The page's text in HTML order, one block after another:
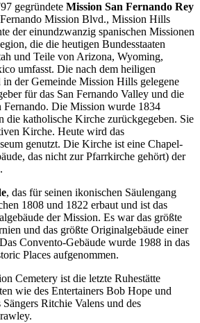
gegründete Mission San Fernando Rey
Mission Blvd., Mission Hills
der einundzwanzig spanischen Missionen
die die heutigen Bundesstaaten
und Teile von Arizona, Wyoming,
umfasst. Die nach dem heiligen
in der Gemeinde Mission Hills gelegene
für das San Fernando Valley und die
Fernando. Die Mission wurde 1834
die katholische Kirche zurückgegeben. Sie
Kirche. Heute wird das
genutzt. Die Kirche ist eine Chapel-
das nicht zur Pfarrkirche gehört) der
, das für seinen ikonischen Säulengang
1808 und 1822 erbaut und ist das
der Mission. Es war das größte
und das größte Originalgebäude einer
Convento-Gebäude wurde 1988 in das
Places aufgenommen.
Cemetery ist die letzte Ruhestätte
wie des Entertainers Bob Hope und
Ritchie Valens und des